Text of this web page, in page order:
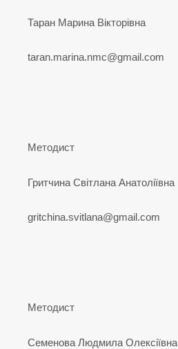
Таран Марина Вікторівна
taran.marina.nmc@gmail.com
Методист
Гритчина Світлана Анатоліївна
gritchina.svitlana@gmail.com
Методист
Семенова Людмила Олексіївна